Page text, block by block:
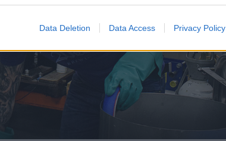
Data Deletion Data Access Privacy Policy